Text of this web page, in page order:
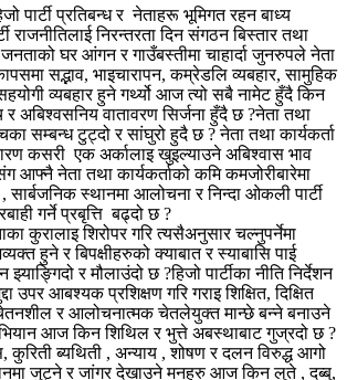
पार्टी प्रतिबन्ध र नेताहरू भूमिगत रहन बाध्य
राजनीतिलाई निरन्तरता दिन संगठन बिस्तार तथा
घर आंगन र गाउँबस्तीमा चाहार्दा जुनरुपले नेता
सद्भाव, भाइचारापन, कम्रेडलि व्यबहार, सामुहिक
व्यबहार हुने गर्थ्यो आज त्यो सबै नामेट हुँदै किन
र अबिश्वसनिय वातावरण सिर्जना हुँदै छ ?नेता तथा
सम्बन्ध टुट्दो र सांघुरो हुदै छ ? नेता तथा कार्यकर्ता
कसरी एक अर्कालाइ खुइल्याउने अबिश्वास भाव
आफ्नै नेता तथा कार्यकर्ताको कमि कमजोरीबारेमा
सार्बजनिक स्थानमा आलोचना र निन्दा ओकली पार्टी
गर्ने प्रबृत्ति बढ्दो छ ?
कुरालाइ शिरोपर गरि त्यसैअनुसार चल्नुपर्नेमा
हुने र बिपक्षीहरुको क्याबात र स्याबासि पाई
र मौलाउंदो छ ?हिजो पार्टीका नीति निर्देशन
उपर आबश्यक प्रशिक्षण गरि गराइ शिक्षित, दिक्षित
र आलोचनात्मक चेतलेयुक्त मान्छे बन्ने बनाउने
आज किन शिथिल र भुत्ते अबस्थाबाट गुज्रदो छ ?
कुरिती ब्यथिती , अन्याय , शोषण र दलन विरुद्ध आगो
जुट्ने र जांगर देखाउने मनहरु आज किन लुते , दब्बु,